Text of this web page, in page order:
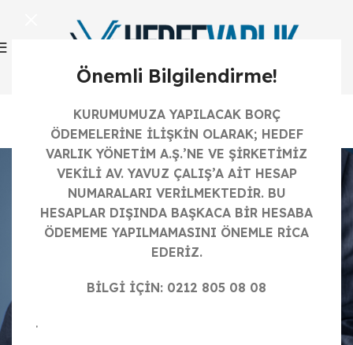
Önemli Bilgilendirme!
KURUMUMUZA YAPILACAK BORÇ
ÖDEMELERİNE İLİŞKİN OLARAK; HEDEF
VARLIK YÖNETİM A.Ş.’NE VE ŞİRKETİMİZ
VEKİLİ AV. YAVUZ ÇALIŞ’A AİT HESAP
NUMARALARI VERİLMEKTEDİR. BU
HESAPLAR DIŞINDA BAŞKACA BİR HESABA
ÖDEMEME YAPILMAMASINI ÖNEMLE RİCA
EDERİZ.
BİLGİ İÇİN: 0212 805 08 08
.
İnsan Kaynakları
Anasayfa İnsan Kaynakları